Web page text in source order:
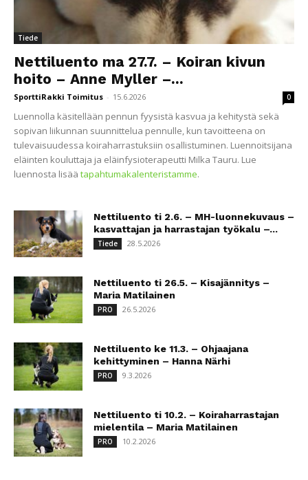
Tiede
Nettiluento ma 27.7. – Koiran kivun
hoito – Anne Myller –...
SporttiRakki Toimitus - 15.6.2026 0
Luennolla käsitellään pennun fyysistä kasvua ja kehitystä sekä
sopivan liikunnan suunnittelua pennulle, kun tavoitteena on
tulevaisuudessa koiraharrastuksiin osallistuminen. Luennoitsijana
eläinten kouluttaja ja eläinfysioterapeutti Milka Tauru. Lue
luennosta lisää tapahtumakalenteristamme.
Nettiluento ti 2.6. – MH-luonnekuvaus –
kasvattajan ja harrastajan työkalu –...
Tiede 28.5.2026
Nettiluento ti 26.5. – Kisajännitys –
Maria Matilainen
PRO 26.5.2026
Nettiluento ke 11.3. – Ohjaajana
kehittyminen – Hanna Närhi
PRO 9.3.2026
Nettiluento ti 10.2. – Koiraharrastajan
mielentila – Maria Matilainen
PRO 10.2.2026